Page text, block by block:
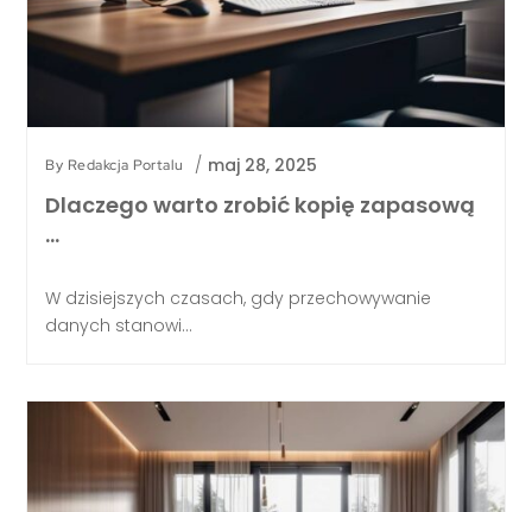
By Redakcja Portalu / maj 28, 2025
Dlaczego warto zrobić kopię zapasową
…
W dzisiejszych czasach, gdy przechowywanie
danych stanowi...